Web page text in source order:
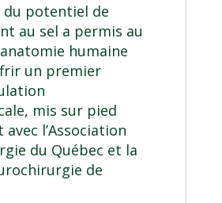
du potentiel de
au sel a permis au
humaine
un premier
mis sur pied
l’Association
du Québec et la
de